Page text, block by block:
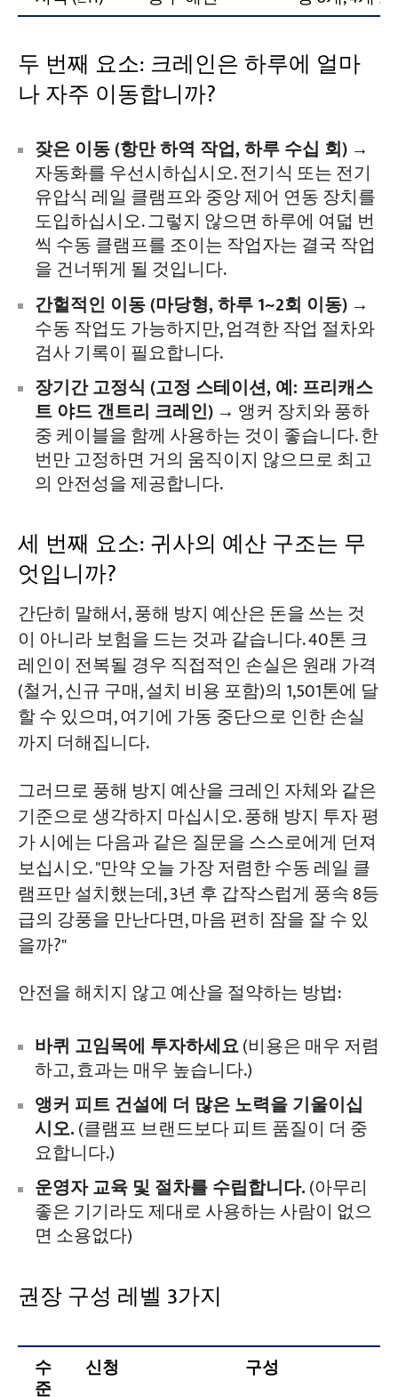
두 번째 요소: 크레인은 하루에 얼마
나 자주 이동합니까?
잦은 이동 (항만 하역 작업, 하루 수십 회)→
자동화를 우선시하십시오. 전기식 또는 전기
유압식 레일 클램프와 중앙 제어 연동 장치를
도입하십시오. 그렇지 않으면 하루에 여덟 번
씩 수동 클램프를 조이는 작업자는 결국 작업
을 건너뛰게 될 것입니다.
간헐적인 이동 (마당형, 하루 1~2회 이동)→
수동 작업도 가능하지만, 엄격한 작업 절차와
검사 기록이 필요합니다.
장기간 고정식 (고정 스테이션, 예: 프리캐스
트 야드 갠트리 크레인)→ 앵커 장치와 풍하
중 케이블을 함께 사용하는 것이 좋습니다. 한
번만 고정하면 거의 움직이지 않으므로 최고
의 안전성을 제공합니다.
세 번째 요소: 귀사의 예산 구조는 무
엇입니까?
간단히 말해서, 풍해 방지 예산은 돈을 쓰는 것
이 아니라 보험을 드는 것과 같습니다. 40톤 크
레인이 전복될 경우 직접적인 손실은 원래 가격
(철거, 신규 구매, 설치 비용 포함)의 1,501톤에 달
할 수 있으며, 여기에 가동 중단으로 인한 손실
까지 더해집니다.
그러므로 풍해 방지 예산을 크레인 자체와 같은
기준으로 생각하지 마십시오. 풍해 방지 투자 평
가 시에는 다음과 같은 질문을 스스로에게 던져
보십시오. "만약 오늘 가장 저렴한 수동 레일 클
램프만 설치했는데, 3년 후 갑작스럽게 풍속 8등
급의 강풍을 만난다면, 마음 편히 잠을 잘 수 있
을까?"
안전을 해치지 않고 예산을 절약하는 방법:
바퀴 고임목에 투자하세요(비용은 매우 저렴
하고, 효과는 매우 높습니다.)
앵커 피트 건설에 더 많은 노력을 기울이십
시오.(클램프 브랜드보다 피트 품질이 더 중
요합니다.)
운영자 교육 및 절차를 수립합니다.(아무리
좋은 기기라도 제대로 사용하는 사람이 없으
면 소용없다)
권장 구성 레벨 3가지
수
준
신청 구성